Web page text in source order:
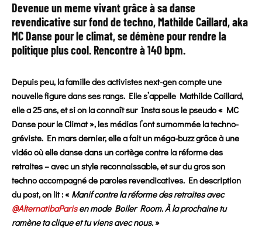
Devenue un meme vivant grâce à sa danse
revendicative sur fond de techno,Mathilde Caillard, aka
MC Danse pour le climat, se démène pour rendre la
politique plus cool. Rencontre à 140 bpm.
Depuis peu, la famille des activistes next-gen compte une
nouvelle figure dans ses rangs. Elle s’appelle Mathilde Caillard,
elle a 25 ans, et si on la connaît sur Insta sous le pseudo « MC
Danse pour le Climat », les médias l’ont surnommée la techno-
gréviste. En mars dernier, elle a fait un méga-buzz grâce à une
vidéo où elle danse dans un cortège contre la réforme des
retraites – avec un style reconnaissable, et sur du gros son
techno accompagné de paroles revendicatives. En description
du post, on lit : « Manif contre la réforme des retraites avec
@AlternatibaParisen mode Boiler Room. À la prochaine tu
ramène ta clique et tu viens avec nous. »